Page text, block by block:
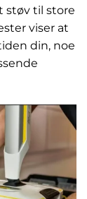
støv til store
viser at
din, noe